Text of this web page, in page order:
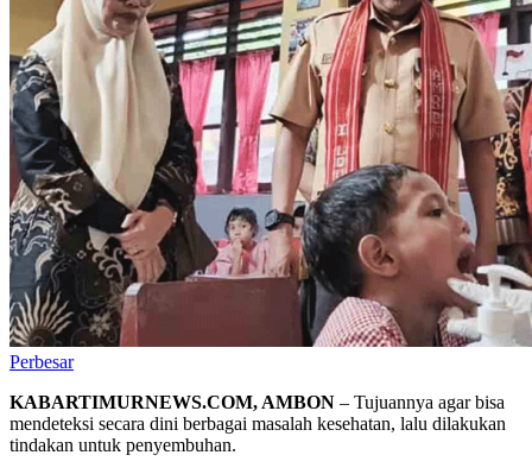
Perbesar
KABARTIMURNEWS.COM, AMBON – Tujuannya agar bisa
mendeteksi secara dini berbagai masalah kesehatan, lalu dilakukan
tindakan untuk penyembuhan.